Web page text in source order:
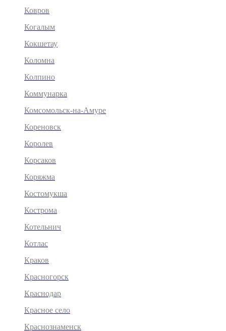
Ковров
Когалым
Кокшетау
Коломна
Колпино
Коммунарка
Комсомольск-на-Амуре
Кореновск
Королев
Корсаков
Коряжма
Костомукша
Кострома
Котельнич
Котлас
Краков
Красногорск
Краснодар
Красное село
Краснознаменск